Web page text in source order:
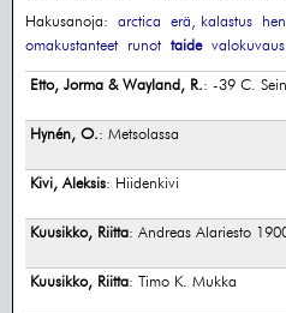
Hakusanoja: arctica erä, kalastus
omakustanteet
runot taide valokuvaus
Etto, Jorma & Wayland, R.: -39 C.
Hynén, O.: Metsolassa
Kivi, Aleksis: Hiidenkivi
Kuusikko, Riitta: Andreas Alariesto
Kuusikko, Riitta: Timo K. Mukka